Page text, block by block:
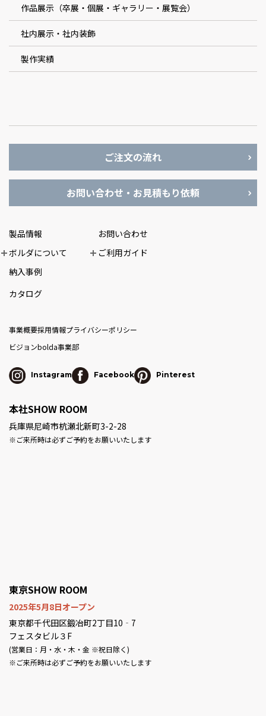
作品展示（卒展・個展・ギャラリー・展覧会）
社内展示・社内装飾
製作実績
ご注文の流れ
お問い合わせ・お見積もり依頼
製品情報
ボルダについて
納入事例
カタログ
お問い合わせ
ご利用ガイド
事業概要採用情報プライバシーポリシー
ビジョンbolda事業部
Instagram Facebook Pinterest
本社SHOW ROOM
兵庫県尼崎市杭瀬北新町3-2-28
※ご来所時は必ずご予約をお願いいたします
東京SHOW ROOM
2025年5月8日オープン
東京都千代田区鍛冶町2丁目10‐7
フェスタビル３F
(営業日：月・水・木・金 ※祝日除く)
※ご来所時は必ずご予約をお願いいたします